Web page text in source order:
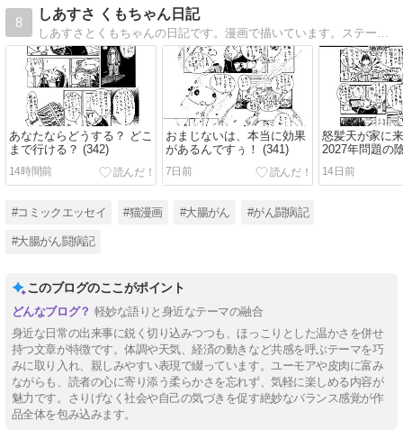
8
しあすさ くもちゃん日記
しあすさとくもちゃんの日記です。漫画で描いています。ステージ3の大腸がんでしたが、化学療法、放射線化学療法、本命手術、ストーマ閉鎖手術を経て、現在、5年寛解の日を迎えました。よろしかったらご覧ください。
あなたならどうする？ どこ
まで行ける？ (342)
14時間前
おまじないは、本当に効果
があるんですぅ！ (341)
7日前
怒髪天が家に
2027年問題の
14日前
#コミックエッセイ #猫漫画 #大腸がん #がん闘病記
#大腸がん闘病記
このブログのここがポイント
軽妙な語りと身近なテーマの融合
身近な日常の出来事に鋭く切り込みつつも、ほっこりとした温かさを併せ
持つ文章が特徴です。体調や天気、経済の動きなど共感を呼ぶテーマを巧
みに取り入れ、親しみやすい表現で綴っています。ユーモアや皮肉に富み
ながらも、読者の心に寄り添う柔らかさを忘れず、気軽に楽しめる内容が
魅力です。さりげなく社会や自己の気づきを促す絶妙なバランス感覚が作
品全体を包み込みます。